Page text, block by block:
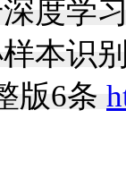
度学
本识
版6条